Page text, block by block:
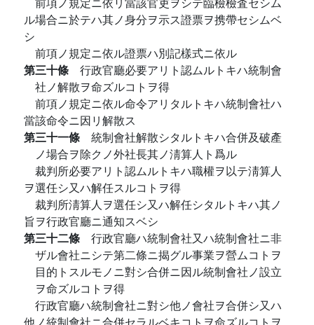
ル場合ニ於テハ其ノ身分ヲ示ス證票ヲ携帶セシムベ
シ
前項ノ規定ニ依ル證票ハ別記樣式ニ依ル
第三十條 行政官廳必要アリト認ムルトキハ統制會
社ノ解散ヲ命ズルコトヲ得
前項ノ規定ニ依ル命令アリタルトキハ統制會社ハ
當該命令ニ因リ解散ス
第三十一條 統制會社解散シタルトキハ合併及破產
ノ場合ヲ除クノ外社長其ノ淸算人ト爲ル
裁判所必要アリト認ムルトキハ職權ヲ以テ淸算人
ヲ選任シ又ハ解任スルコトヲ得
裁判所淸算人ヲ選任シ又ハ解任シタルトキハ其ノ
旨ヲ行政官廳ニ通知スベシ
第三十二條 行政官廳ハ統制會社又ハ統制會社ニ非
ザル會社ニシテ第二條ニ揭グル事業ヲ營ムコトヲ
目的トスルモノニ對シ合併ニ因ル統制會社ノ設立
ヲ命ズルコトヲ得
行政官廳ハ統制會社ニ對シ他ノ會社ヲ合併シ又ハ